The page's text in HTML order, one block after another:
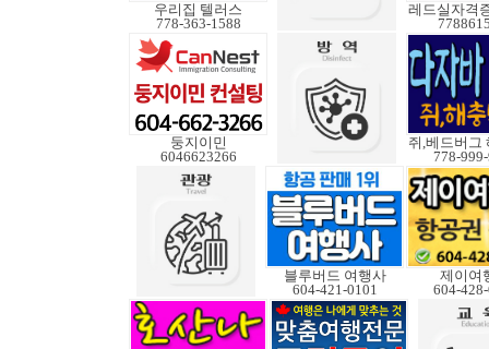
우리집 텔러스
778-363-1588
둥지이민
6046623266
778-
블루버드 여행사
604-421-0101
제이여
604-